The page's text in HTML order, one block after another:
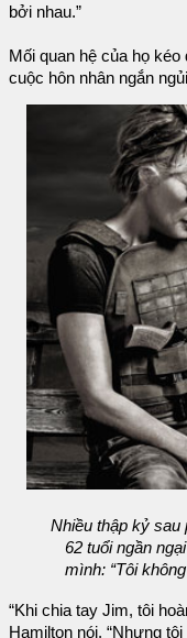
bởi nhau.”
Mối quan hệ của họ
cuộc hôn nhân ngắn
Nhiều thập kỷ sau
62 tuổi ngần
mình: “Tôi
“Khi chia tay Jim, tôi
Hamilton nói. “Nhưng